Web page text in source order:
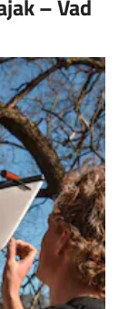
– Vad